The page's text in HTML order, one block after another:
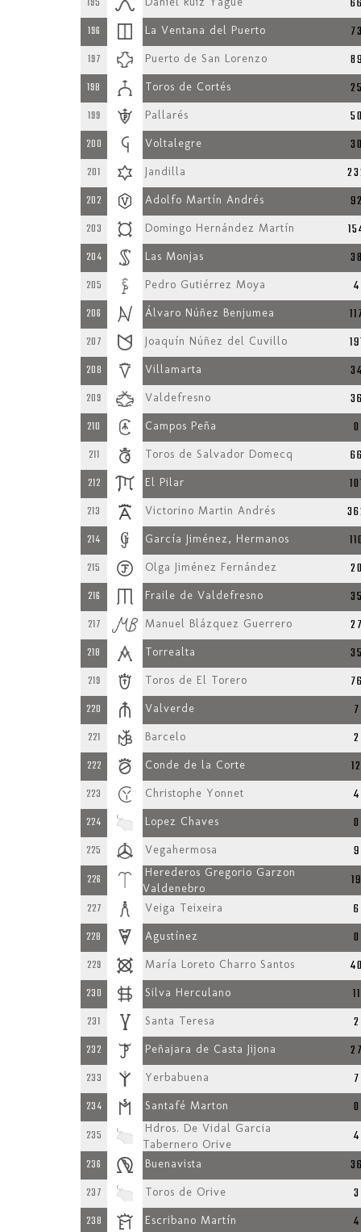
195
196 La Ventana del Puerto
197 Puerto de San Lorenzo
198 Toros de Cortés
199 Pallarés
200 Voltalegre
201 Jandilla
202 Adolfo Martín Andrés
203 Domingo Hernández Martín
204 Las Monjas
205 Pedro Gutiérrez Moya 4
206 Álvaro Núñez Benjumea
207 Joaquín Núñez del Cuvillo
208 Villamarta
209 Valdefresno
210 Campos Peña 0
211 Toros de Salvador Domecq
212 El Pilar
213 Victorino Martin Andrés
214 García Jiménez, Hermanos
215 Olga Jiménez Fernández
216 Fraile de Valdefresno
217 Manuel Blázquez Guerrero
218 Torrealta
219 Toros de El Torero
220 Valverde 7
221 Barcelo 2
222 Conde de la Corte 12
223 Christophe Yonnet 4
224 Lopez Chaves 0
225 Vegahermosa 9
226
Herederos Gregorio Garzon
Valdenebro
19
227 Veiga Teixeira 6
228 Agustínez 0
229 María Loreto Charro Santos
230 Silva Herculano 11
231 Santa Teresa 2
232 Peñajara de Casta Jijona
233 Yerbabuena 7
234 Santafé Marton 0
235
Hdros. De Vidal Garcia
Tabernero Orive
4
236 Buenavista
237 Toros de Orive 3
238 Escribano Martín 4